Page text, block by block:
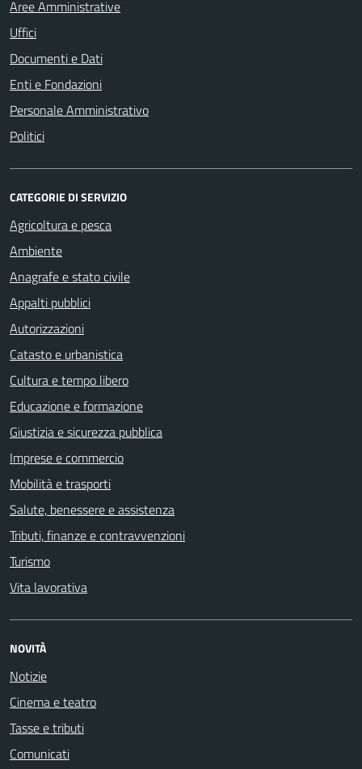
Aree Amministrative
Uffici
Documenti e Dati
Enti e Fondazioni
Personale Amministrativo
Politici
CATEGORIE DI SERVIZIO
Agricoltura e pesca
Ambiente
Anagrafe e stato civile
Appalti pubblici
Autorizzazioni
Catasto e urbanistica
Cultura e tempo libero
Educazione e formazione
Giustizia e sicurezza pubblica
Imprese e commercio
Mobilità e trasporti
Salute, benessere e assistenza
Tributi, finanze e contravvenzioni
Turismo
Vita lavorativa
NOVITÀ
Notizie
Cinema e teatro
Tasse e tributi
Comunicati